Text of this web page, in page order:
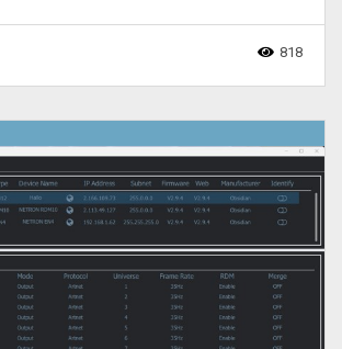
818